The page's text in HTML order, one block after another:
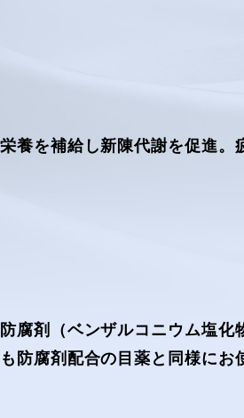
栄養を補給し新陳代謝を促進。
防腐剤（ベンザルコニウム塩
も防腐剤配合の目薬と同様にお